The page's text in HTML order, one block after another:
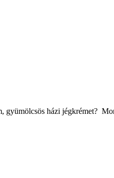
gyümölcsös házi jégkrémet?